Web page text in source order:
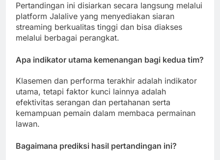
Pertandingan ini disiarkan secara langsung melalui
platform Jalalive yang menyediakan siaran
streaming berkualitas tinggi dan bisa diakses
melalui berbagai perangkat.
Apa indikator utama kemenangan bagi kedua tim?
Klasemen dan performa terakhir adalah indikator
utama, tetapi faktor kunci lainnya adalah
efektivitas serangan dan pertahanan serta
kemampuan pemain dalam membaca permainan
lawan.
Bagaimana prediksi hasil pertandingan ini?